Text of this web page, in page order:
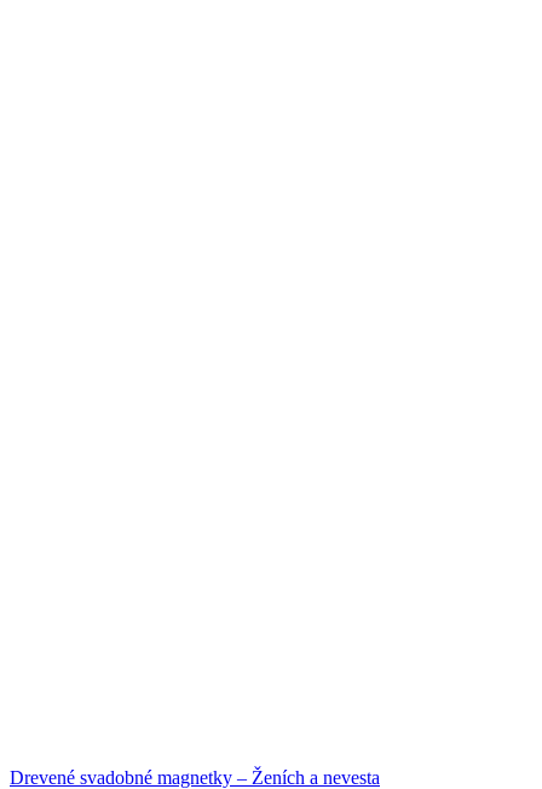
Drevené svadobné magnetky – Ženích a nevesta